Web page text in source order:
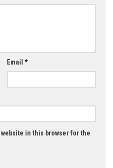
Email *
in this browser for the